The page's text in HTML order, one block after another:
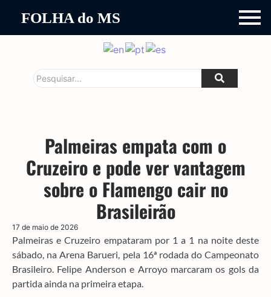
FOLHA do MS
Palmeiras empata com o
Cruzeiro e pode ver vantagem
sobre o Flamengo cair no
Brasileirão
17 de maio de 2026
Palmeiras e Cruzeiro empataram por 1 a 1 na noite deste
sábado, na Arena Barueri, pela 16ª rodada do Campeonato
Brasileiro. Felipe Anderson e Arroyo marcaram os gols da
partida ainda na primeira etapa.